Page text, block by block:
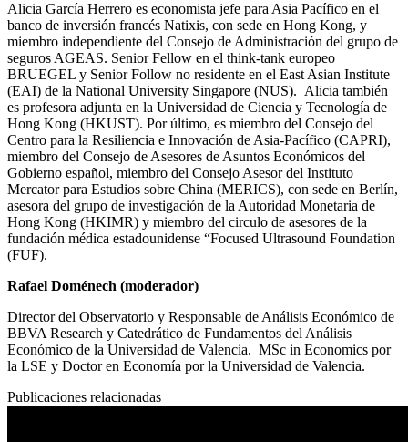
Alicia García Herrero es economista jefe para Asia Pacífico en el
banco de inversión francés Natixis, con sede en Hong Kong, y
miembro independiente del Consejo de Administración del grupo de
seguros AGEAS. Senior Fellow en el think-tank europeo
BRUEGEL y Senior Follow no residente en el East Asian Institute
(EAI) de la National University Singapore (NUS). Alicia también
es profesora adjunta en la Universidad de Ciencia y Tecnología de
Hong Kong (HKUST). Por último, es miembro del Consejo del
Centro para la Resiliencia e Innovación de Asia-Pacífico (CAPRI),
miembro del Consejo de Asesores de Asuntos Económicos del
Gobierno español, miembro del Consejo Asesor del Instituto
Mercator para Estudios sobre China (MERICS), con sede en Berlín,
asesora del grupo de investigación de la Autoridad Monetaria de
Hong Kong (HKIMR) y miembro del circulo de asesores de la
fundación médica estadounidense “Focused Ultrasound Foundation
(FUF).
Rafael Doménech (moderador)
Director del Observatorio y Responsable de Análisis Económico de
BBVA Research y Catedrático de Fundamentos del Análisis
Económico de la Universidad de Valencia. MSc in Economics por
la LSE y Doctor en Economía por la Universidad de Valencia.
Publicaciones relacionadas